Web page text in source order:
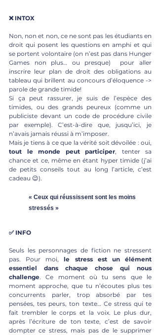
❌ INTOX
Non, non et non, ce ne sont pas les étudiants en
droit qui posent les questions en amphi et qui
se portent volontaire (on n’est pas dans Hunger
Games non plus… ou presque)  pour aller
inscrire leur plan de droit des obligations au
tableau qui brillent au concours d’éloquence ->
parole de grande timide!
Si ça peut rassurer, je suis de l’espèce des
timides, ou des grands peureux (comme un
publiciste devant un code de procédure civile
par exemple). C’est-à-dire que, jusqu’ici, je
n’avais jamais réussi à m’imposer.
tout le monde peut participer, tenter sa
chance et ce, même en étant hyper timide (j’ai
de petits conseils tout au long l’article, c’est
cadeau 😉).
« Ceux qui réussissent sont les moins
stressés »
✅ INFO
Seuls les personnages de fiction ne stressent
pas. Pour moi, le stress est un élément
essentiel dans chaque chose qui nous
challenge. Ce moment où tu sens que le
moment approche, que tu n’écoutes plus tes
concurrents parler, trop absorbé par tes
pensées, tes peurs, ton texte… Ce stress qui te
fait trembler le corps et la voix. Le plus dur,
après l’écriture de ton texte, c’est de savoir
dompter ce stress, mais pas de le supprimer